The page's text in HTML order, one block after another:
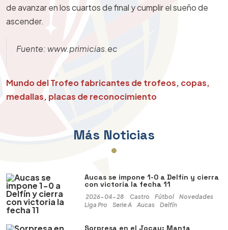
de avanzar en los cuartos de final y cumplir el sueño de
ascender.
Fuente: www.primicias.ec
Mundo del Trofeo fabricantes de trofeos, copas,
medallas, placas de reconocimiento
Más Noticias
Aucas se impone 1-0 a Delfín y cierra
con victoria la fecha 11
2026-04-28 Castro Fútbol
Novedades
Liga Pro
Serie A Aucas Delfín
Sorpresa en el Jocay: Manta